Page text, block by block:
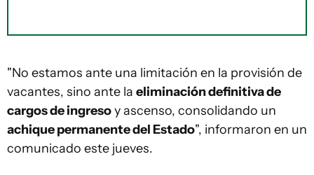
"No estamos ante una limitación en la provisión de
vacantes, sino ante la eliminación definitiva de
cargos de ingresoy ascenso, consolidando un
achique permanente del Estado", informaron en un
comunicado este jueves.